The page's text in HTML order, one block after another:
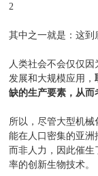
2
其中之一就是：这到
人类社会不会仅仅
发展和大规模应用，
缺的生产要素，从而
所以，尽管大型机
能在人口密集的亚
而非人力，因此催
率的创新生物技术。